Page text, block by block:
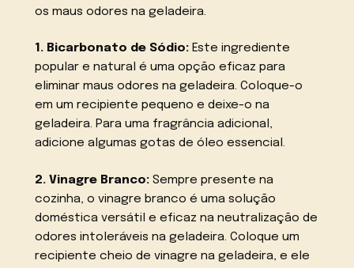
os maus odores na geladeira.
1. Bicarbonato de Sódio: Este ingrediente
popular e natural é uma opção eficaz para
eliminar maus odores na geladeira. Coloque-o
em um recipiente pequeno e deixe-o na
geladeira. Para uma fragrância adicional,
adicione algumas gotas de óleo essencial.
2. Vinagre Branco: Sempre presente na
cozinha, o vinagre branco é uma solução
doméstica versátil e eficaz na neutralização de
odores intoleráveis na geladeira. Coloque um
recipiente cheio de vinagre na geladeira, e ele